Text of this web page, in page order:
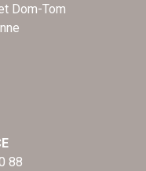
Dom-Tom
88